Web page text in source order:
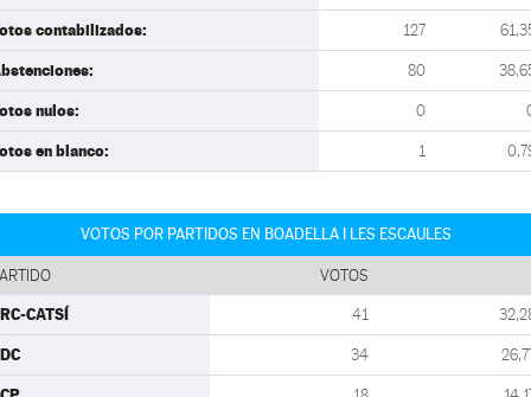
contabilizados: 127
80
nulos: 0
en blanco: 1
VOTOS POR PARTIDOS EN BOADELLA I LES ESCAULES
VOTOS
CATSÍ 41
34